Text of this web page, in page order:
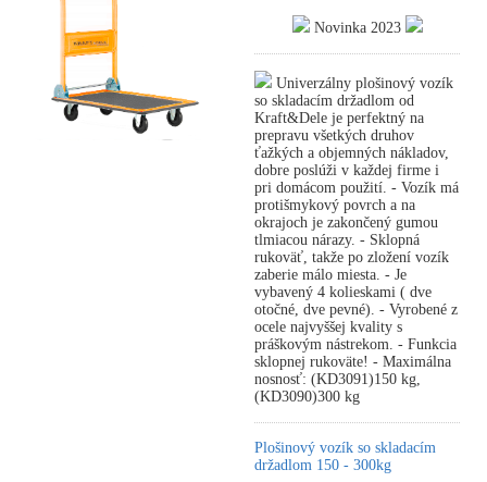
Novinka 2023
Univerzálny plošinový vozík
so skladacím držadlom od
Kraft&Dele je perfektný na
prepravu všetkých druhov
ťažkých a objemných nákladov,
dobre poslúži v každej firme i
pri domácom použití. - Vozík má
protišmykový povrch a na
okrajoch je zakončený gumou
tlmiacou nárazy. - Sklopná
rukoväť, takže po zložení vozík
zaberie málo miesta. - Je
vybavený 4 kolieskami ( dve
otočné, dve pevné). - Vyrobené z
ocele najvyššej kvality s
práškovým nástrekom. - Funkcia
sklopnej rukoväte! - Maximálna
nosnosť: (KD3091)150 kg,
(KD3090)300 kg
Plošinový vozík so skladacím
držadlom 150 - 300kg